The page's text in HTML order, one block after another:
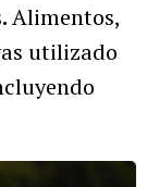
Alimentos,
utilizado